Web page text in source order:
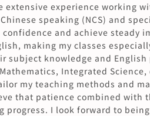
extensive experience working
speaking (NCS) and
and achieve steady
making my classes
subject knowledge and
Integrated
my teaching methods and
that patience combined with
I look forward to